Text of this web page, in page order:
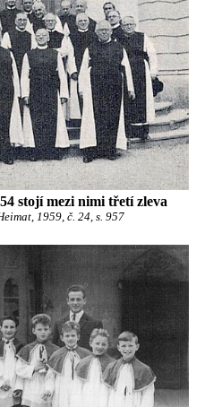
stojí mezi nimi třetí zleva
1959, č. 24, s. 957